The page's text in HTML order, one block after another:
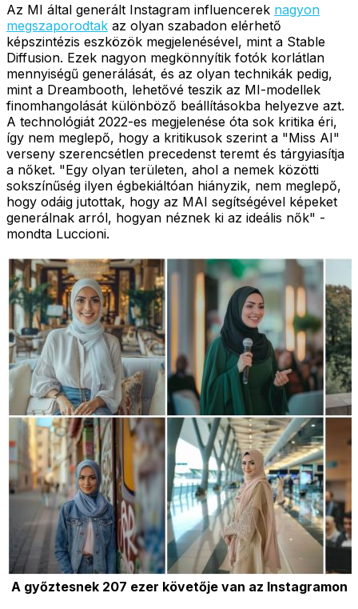
Az MI által generált Instagram influencerek nagyon
megszaporodtak az olyan szabadon elérhető
képszintézis eszközök megjelenésével, mint a Stable
Diffusion. Ezek nagyon megkönnyítik fotók korlátlan
mennyiségű generálását, és az olyan technikák pedig,
mint a Dreambooth, lehetővé teszik az MI-modellek
finomhangolását különböző beállításokba helyezve azt.
A technológiát 2022-es megjelenése óta sok kritika éri,
így nem meglepő, hogy a kritikusok szerint a "Miss AI"
verseny szerencsétlen precedenst teremt és tárgyiasítja
a nőket. "Egy olyan területen, ahol a nemek közötti
sokszínűség ilyen égbekiáltóan hiányzik, nem meglepő,
hogy odáig jutottak, hogy az MAI segítségével képeket
generálnak arról, hogyan néznek ki az ideális nők" -
mondta Luccioni.
A győztesnek 207 ezer követője van az Instagramon